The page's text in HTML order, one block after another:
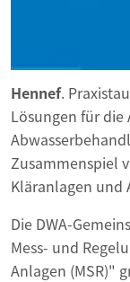
Hennef.
Lösungen für
Zusammenspiel
Kläranlagen und
Die DWA-
Mess- und
Anlagen (MSR)"